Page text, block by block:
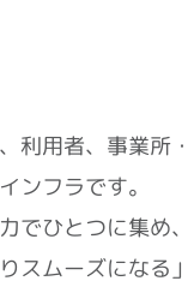
利用者、事業所・
ンフラです。
ひとつに集め、
スムーズになる」